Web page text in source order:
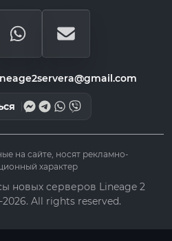
на сайте, носят рекламно-
характер
новых серверов Lineage 2
All rights reserved.